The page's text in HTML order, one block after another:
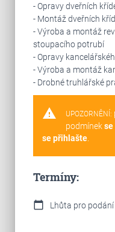
- Opravy dveřních
- Montáž dveřních
- Výroba a montáž
stoupacího potrubí
- Opravy
- Výroba a montáž
- Drobné truhlářské
warning UPOZORNĚNÍ:
podmínekse
se přihlašte.
Termíny:
calendar_today Lhůta pro